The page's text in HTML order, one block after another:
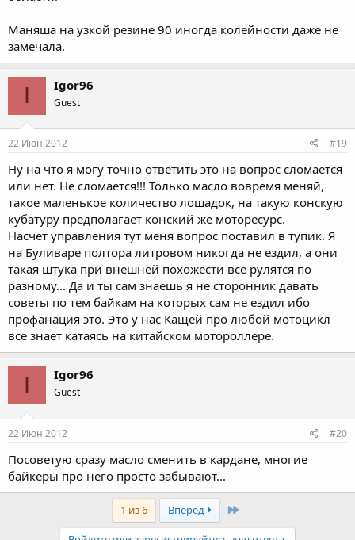
Маняша на узкой резине 90 иногда колейности даже не
замечала.
I Igor96
Guest
22 Июн 2012 #19
Ну на что я могу точно ответить это на вопрос сломается
или нет. Не сломается!!! Только масло вовремя меняй,
такое маленькое количество лошадок, на такую конскую
кубатуру предполагает конский же моторесурс.
Насчет управления тут меня вопрос поставил в тупик. Я
на Буливаре полтора литровом никогда не ездил, а они
такая штука при внешней похожести все рулятся по
разному... Да и ты сам знаешь я не сторонник давать
советы по тем байкам на которых сам не ездил ибо
профанация это. Это у нас Кащей про любой мотоцикл
все знает катаясь на китайском мотороллере.
I Igor96
Guest
22 Июн 2012 #20
Посоветую сразу масло сменить в кардане, многие
байкеры про него просто забывают...
1 из 6 Вперёд Last